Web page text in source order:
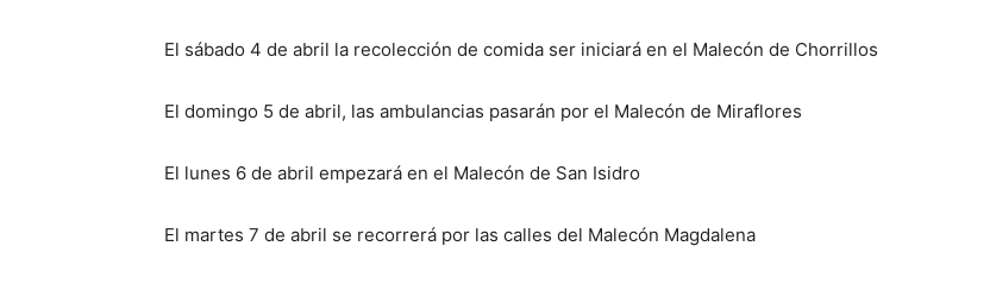
El sábado 4 de abril la recolección de comida ser iniciará en el Malecón de Chorrillos
El domingo 5 de abril, las ambulancias pasarán por el Malecón de Miraflores
El lunes 6 de abril empezará en el Malecón de San Isidro
El martes 7 de abril se recorrerá por las calles del Malecón Magdalena